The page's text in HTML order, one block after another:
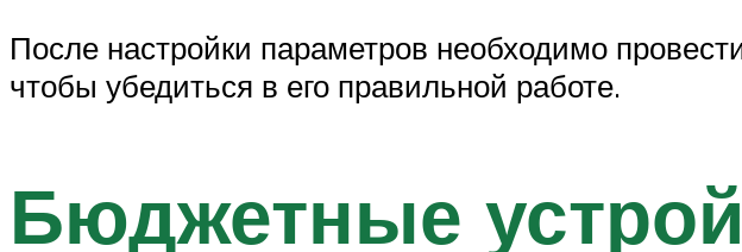
После настройки параметров необходимо
чтобы убедиться в его правильной работе.
Бюджетные